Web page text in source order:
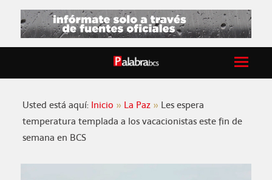
Usted está aquí: Inicio La Paz
Les espera
temperatura templada a los vacacionistas este fin de
semana en BCS